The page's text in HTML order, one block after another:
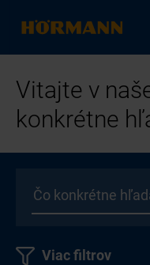
Vitajte v
konkrétne
Viac filtrov